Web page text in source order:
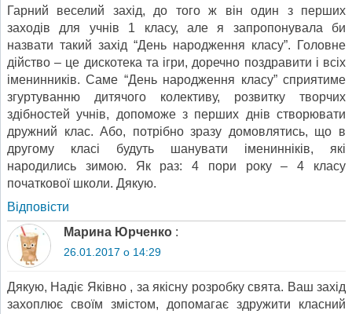
Гарний веселий захід, до того ж він один з перших
заходів для учнів 1 класу, але я запропонувала би
назвати такий захід “День народження класу”. Головне
дійство – це дискотека та ігри, доречно поздравити і всіх
іменинників. Саме “День народження класу” сприятиме
згуртуванню дитячого колективу, розвитку творчих
здібностей учнів, допоможе з перших днів створювати
дружний клас. Або, потрібно зразу домовлятись, що в
другому класі будуть шанувати іменинніків, які
народились зимою. Як раз: 4 пори року – 4 класу
початкової школи. Дякую.
Відповіcти
Марина Юрченко :
26.01.2017 о 14:29
Дякую, Надіє Яківно , за якісну розробку свята. Ваш захід
захоплює своїм змістом, допомагає здружити класний